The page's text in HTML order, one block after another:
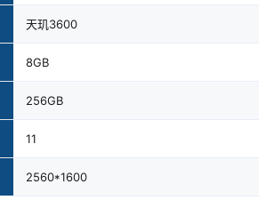
天玑3600
8GB
256GB
11
2560*1600